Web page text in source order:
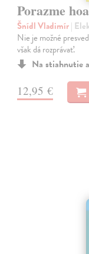
Porazme
Šnídl Vladimír|
Nie je možné
však dá rozprávať.
Na stiahnutie
12,95 €